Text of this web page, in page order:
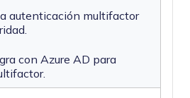
autenticación multifactor
con Azure AD para